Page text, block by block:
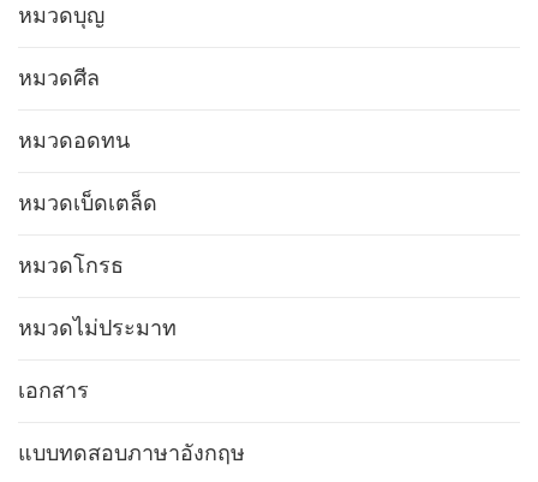
หมวดบุญ
หมวดศีล
หมวดอดทน
หมวดเบ็ดเตล็ด
หมวดโกรธ
หมวดไม่ประมาท
เอกสาร
แบบทดสอบภาษาอังกฤษ